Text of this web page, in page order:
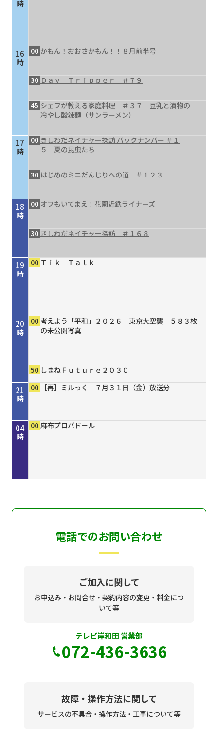
時
16
時
17
時
18
時
19
時
20
時
21
時
22
時
23
時
00
時
01
時
02
時
03
時
04
時
00 かもん！おおさかもん！！８月前半号
30 Ｄａｙ Ｔｒｉｐｐｅｒ ＃７９
45 シェフが教える家庭料理 ＃３７ 豆乳と漬物の
冷やし酸辣麺（サンラーメン）
00 きしわだネイチャー探訪 バックナンバー ＃１
５ 夏の昆虫たち
30 はじめのミニだんじりへの道 ＃１２３
00 オフもいてまえ！花園近鉄ライナーズ
30 きしわだネイチャー探訪 ＃１６８
00 Ｔｉｋ Ｔａｌｋ
00 考えよう「平和」２０２６ 東京大空襲 ５８３枚
の未公開写真
50 しまねＦｕｔｕｒｅ２０３０
00
［再］ミルっく ７月３１日（金）放送分
00 かもん！おおさかもん！！８月前半号
30 タイガースＶ特急 ８／４号
00 ［再］ミルっく ７月３１日（金）放送分
00 Ｄａｙ Ｔｒｉｐｐｅｒ ＃７９
15 オリックス・バファローズが好きやねん！８／１
20 しまねＦｕｔｕｒｅ２０３０
30 きしわだネイチャー探訪 ＃１６８
00 ReFa
00 麻布プロバドール
00 麻布プロバドール
00 麻布プロバドール
電話でのお問い合わせ
ご加入に関して
お申込み・お問合せ・契約内容の変更・料金につ
いて等
テレビ岸和田 営業部
072-436-3636
故障・操作方法に関して
サービスの不具合・操作方法・工事について等